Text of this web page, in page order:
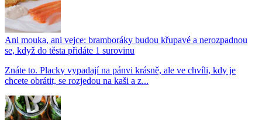
Ani mouka, ani vejce: bramboráky budou křupavé a nerozpadnou
se, když do těsta přidáte 1 surovinu
Znáte to. Placky vypadají na pánvi krásně, ale ve chvíli, kdy je
chcete obrátit, se rozjedou na kaši a z...